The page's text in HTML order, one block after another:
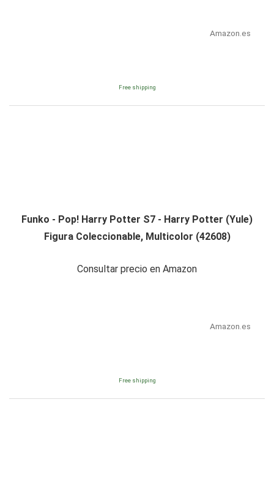
Amazon.es
Free shipping
Funko - Pop! Harry Potter S7 - Harry Potter (Yule)
Figura Coleccionable, Multicolor (42608)
Consultar precio en Amazon
Amazon.es
Free shipping